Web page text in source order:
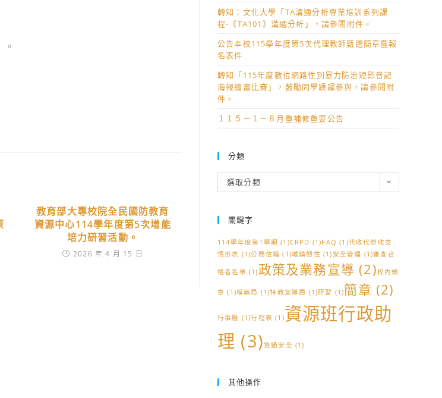
教育部大專校院全民國防教育
資源中心114學年度第5次增能
培力研習活動。
2026 年 4 月 15 日
轉知：文化大學「TA溝通分析專業培訓系列課
程-《TA101》溝通分析」，請參閱附件。
公告本校115學年度第5次代理教師甄選簡章暨報
名表件
轉知「115年度數位網路性別暴力防治短影音記
海報繪畫比賽」，鼓勵同學踴躍參與，請參閱附
件。
１１５－１－８月重補修重要公告
分類
類
選取分類
關鍵字
114學年度第1學期 (1)CRPD (1)FAQ (1)代收代辦收支
情形表 (1)公務信箱 (1)城鎮韌性 (1)安全管理 (1)審查合
格者名單 (1)政策及業務宣導 (2)校內規
章 (1)檔案局 (1)特教宣導週 (1)研習 (1)簡章 (2)
行事曆 (1)行程表 (1)資源班行政助
理 (3)資通安全 (1)
其他操作